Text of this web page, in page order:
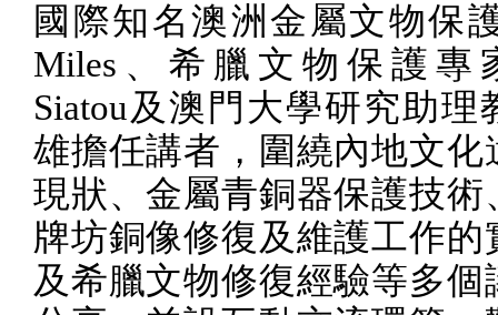
國際知名澳洲金屬文物保
Miles 、希臘文物保護專
Siatou 及澳門大學研究助理
雄擔任講者，圍繞內地文化
現狀、金屬青銅器保護技術
牌坊銅像修復及維護工作的
及希臘文物修復經驗等多個